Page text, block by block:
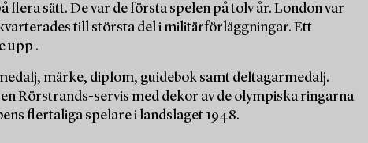
sätt. De var de första spelen på tolv år. London var
till största del i militärförläggningar. Ett
upp .
märke, diplom, guidebok samt deltagarmedalj.
Rörstrands-servis med dekor av de olympiska ringarna
flertaliga spelare i landslaget 1948.